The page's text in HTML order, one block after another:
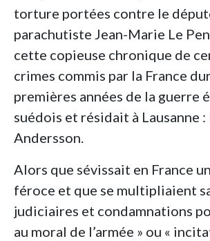
torture portées contre le
parachutiste Jean-Marie Le
cette copieuse chronique de
crimes commis par la France
premières années de la guerre
suédois et résidait à Lausanne
Andersson.
Alors que sévissait en France
féroce et que se multipliaient
judiciaires et condamnations
au moral de l’armée » ou «